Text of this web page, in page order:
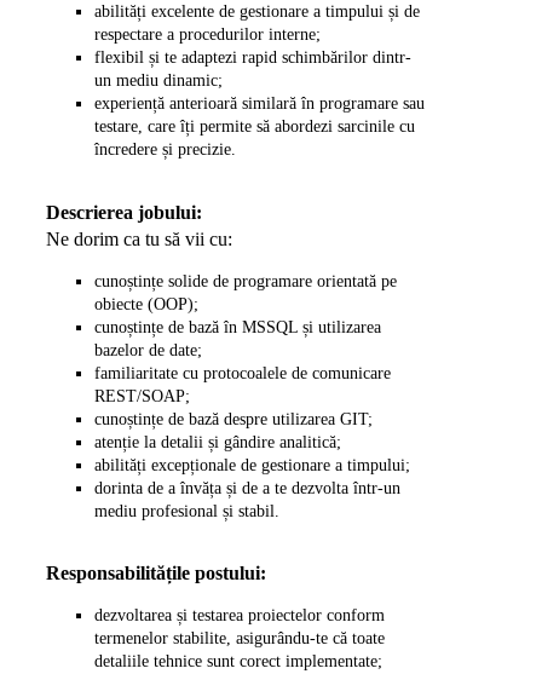
abilități excelente de gestionare a timpului și de
respectare a procedurilor interne;
flexibil și te adaptezi rapid schimbărilor dintr-
un mediu dinamic;
experiență anterioară similară în programare sau
testare, care îți permite să abordezi sarcinile cu
încredere și precizie.
Descrierea jobului:
Ne dorim ca tu să vii cu:
cunoștințe solide de programare orientată pe
obiecte (OOP);
cunoștințe de bază în MSSQL și utilizarea
bazelor de date;
familiaritate cu protocoalele de comunicare
REST/SOAP;
cunoștințe de bază despre utilizarea GIT;
atenție la detalii și gândire analitică;
abilități excepționale de gestionare a timpului;
dorinta de a învăța și de a te dezvolta într-un
mediu profesional și stabil.
Responsabilitățile postului:
dezvoltarea și testarea proiectelor conform
termenelor stabilite, asigurându-te că toate
detaliile tehnice sunt corect implementate;